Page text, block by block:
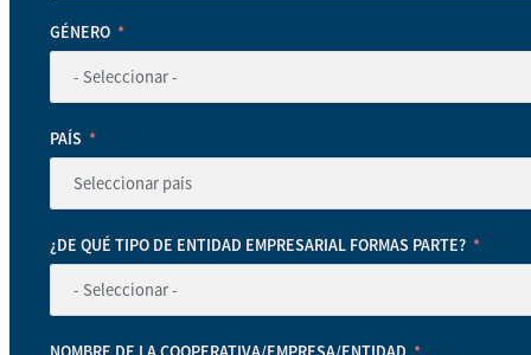
GÉNERO
PAÍS
¿DE QUÉ TIPO DE ENTIDAD EMPRESARIAL FORMAS PARTE?